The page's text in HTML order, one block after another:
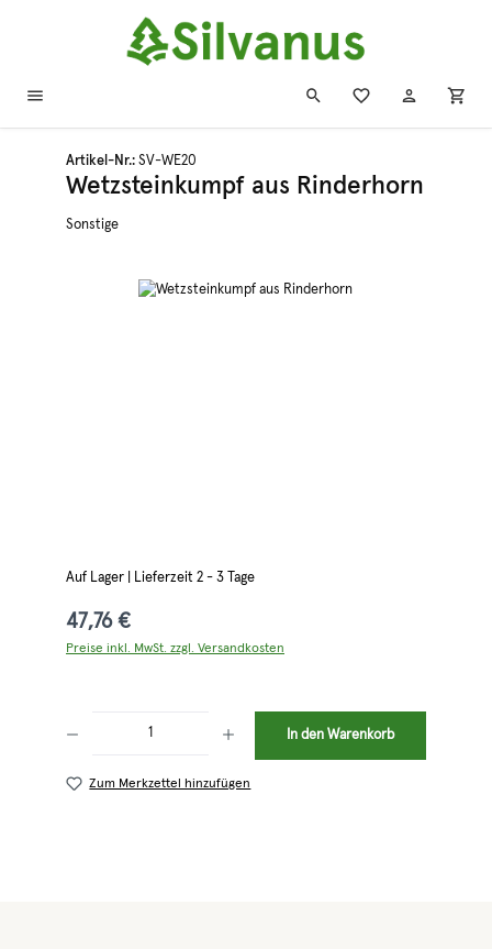
Zum Hauptinhalt springen
Artikel-Nr.: SV-WE20
Wetzsteinkumpf aus Rinderhorn
Sonstige
Bildergalerie überspringen
Auf Lager | Lieferzeit 2 - 3 Tage
47,76 €
Preise inkl. MwSt. zzgl. Versandkosten
In den Warenkorb
Zum Merkzettel hinzufügen